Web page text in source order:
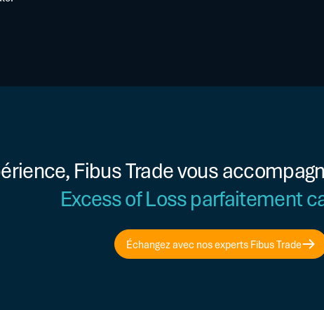
Fibus Trade vous
Excess of Loss parfaitement
Échangez avec nos experts Fibus Trade